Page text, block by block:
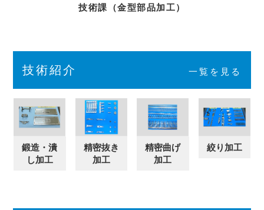
技術課（金型部品加工）
技術紹介 一覧を見る
鍛造・潰
し加工
精密抜き
加工
精密曲げ
加工
絞り加工